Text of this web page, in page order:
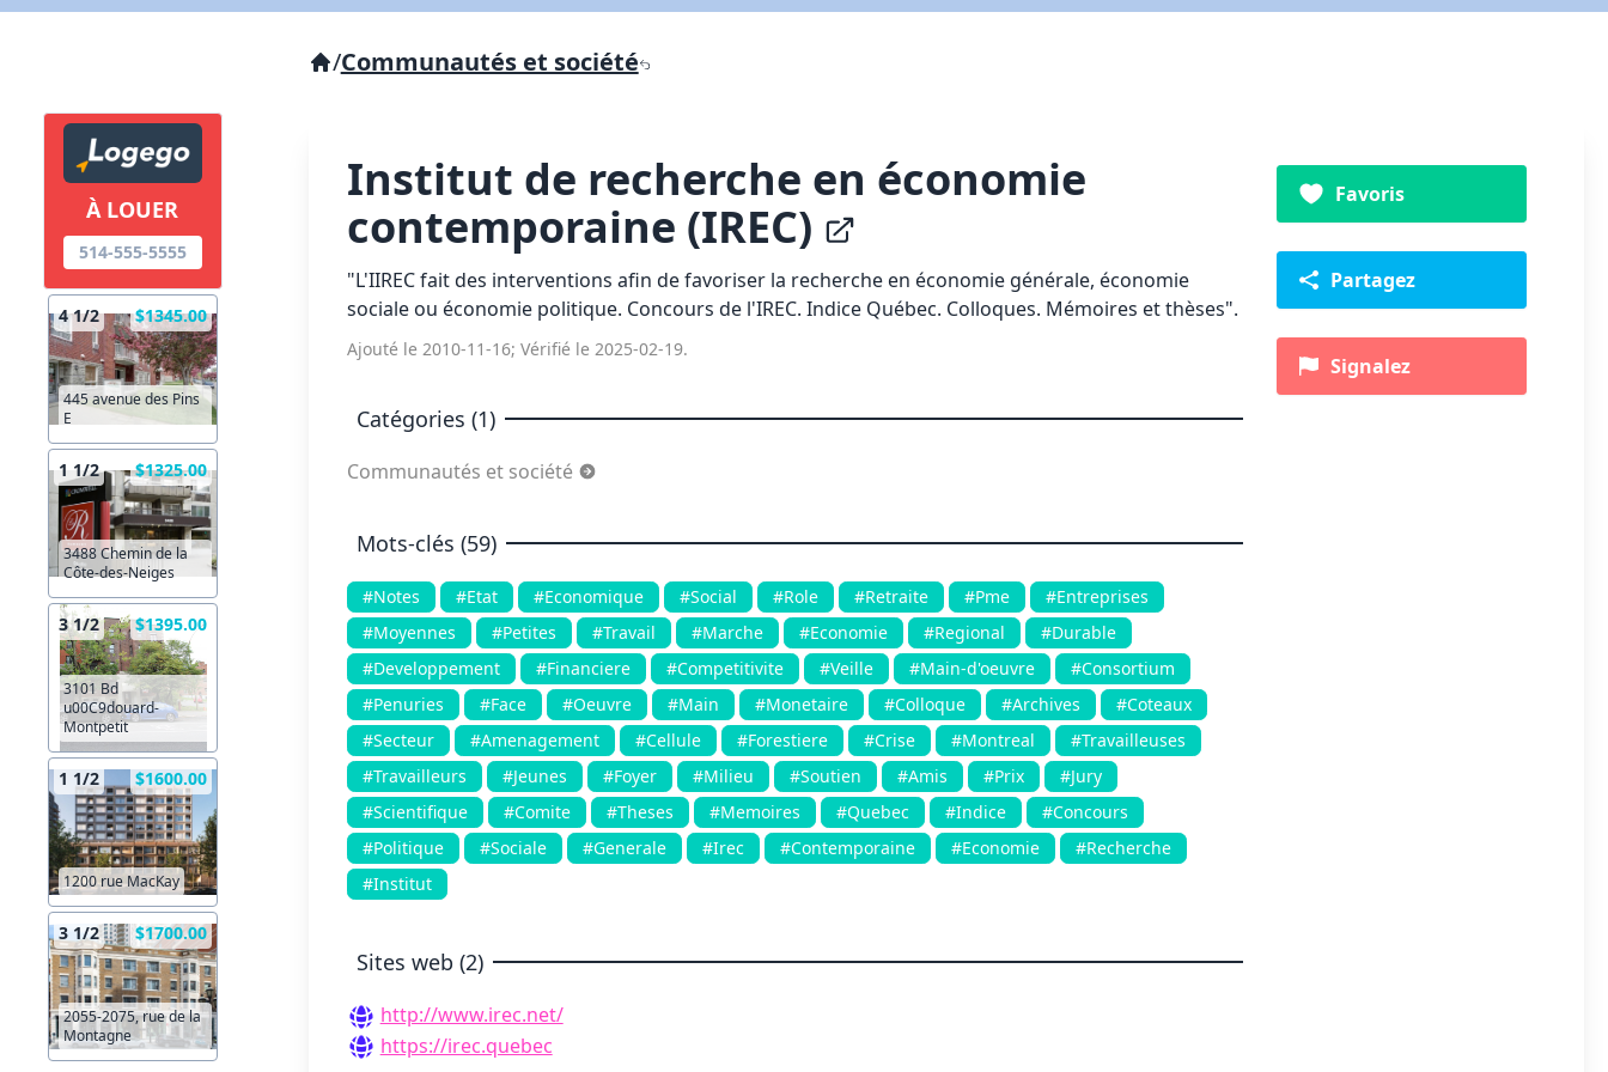
À LOUER
514-555-5555
4 1/2 $1345.00
445 avenue des Pins
E
1 1/2 $1325.00
3488 Chemin de la
Côte-des-Neiges
3 1/2 $1395.00
3101 Bd
u00C9douard-
Montpetit
1 1/2 $1600.00
1200 rue MacKay
3 1/2 $1700.00
2055-2075, rue de la
Montagne
/Communautés et société
Institut de recherche en économie
contemporaine (IREC)
"L'IIREC fait des interventions afin de favoriser la recherche en économie générale, économie
sociale ou économie politique. Concours de l'IREC. Indice Québec. Colloques. Mémoires et thèses".
Ajouté le 2010-11-16; Vérifié le 2025-02-19.
Catégories (1)
Communautés et société
Mots-clés (59)
#Notes #Etat #Economique #Social #Role #Retraite #Pme
#Entreprises
#Moyennes
#Petites #Travail #Marche #Economie #Regional
#Durable
#Developpement
#Financiere #Competitivite #Veille #Main-d'oeuvre
#Consortium
#Penuries
#Face #Oeuvre #Main #Monetaire #Colloque #Archives
#Coteaux
#Secteur
#Amenagement #Cellule #Forestiere #Crise #Montreal
#Travailleuses
#Travailleurs
#Jeunes #Foyer #Milieu #Soutien #Amis #Prix
#Jury
#Scientifique
#Comite #Theses #Memoires #Quebec #Indice
#Concours
#Politique
#Sociale #Generale #Irec #Contemporaine #Economie
#Recherche
#Institut
Sites web (2)
http://www.irec.net/
https://irec.quebec
Favoris
Partagez
Signalez
Lien vers inscription (sera inclus dans courriel)